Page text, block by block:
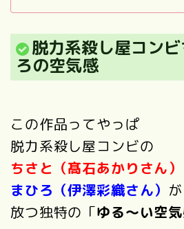
脱力系殺し屋コン
ろの空気感
この作品ってやっぱ
脱力系殺し屋コンビの
ちさと（髙石あかりさん）
まひろ（伊澤彩織さん） が
放つ独特の「ゆる～い空